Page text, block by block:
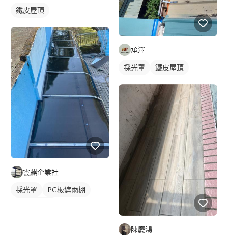
鐵皮屋頂
雲麒企業社
採光罩
PC板遮雨棚
承澤
採光罩 鐵皮屋頂
陳慶鴻